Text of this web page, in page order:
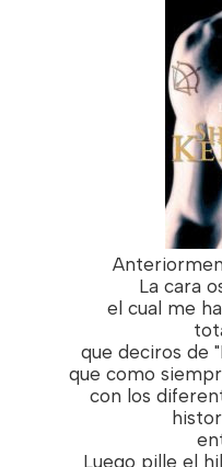
La cara
el cual me
que deciros de
que como
con los
Luego pille el